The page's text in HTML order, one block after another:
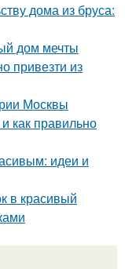
дома из бруса:
дом мечты
привезти из
Москвы
как правильно
идеи и
в красивый